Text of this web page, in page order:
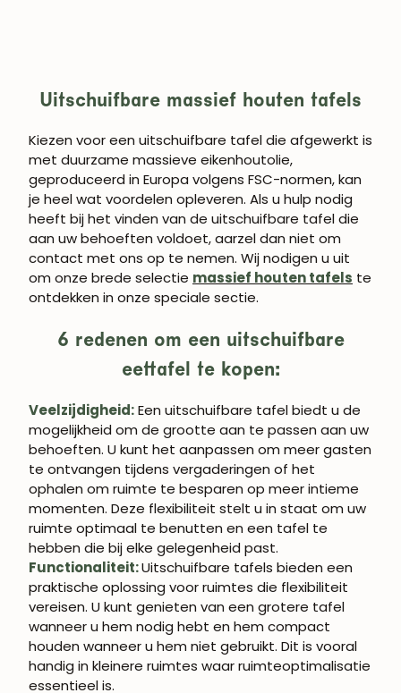
Uitschuifbare massief houten tafels
Kiezen voor een uitschuifbare tafel die afgewerkt is
met duurzame massieve eikenhoutolie,
geproduceerd in Europa volgens FSC-normen, kan
je heel wat voordelen opleveren. Als u hulp nodig
heeft bij het vinden van de uitschuifbare tafel die
aan uw behoeften voldoet, aarzel dan niet om
contact met ons op te nemen. Wij nodigen u uit
om onze brede selectie massief houten tafels te
ontdekken in onze speciale sectie.
6 redenen om een uitschuifbare
eettafel te kopen:
Veelzijdigheid:Een uitschuifbare tafel biedt u de
mogelijkheid om de grootte aan te passen aan uw
behoeften. U kunt het aanpassen om meer gasten
te ontvangen tijdens vergaderingen of het
ophalen om ruimte te besparen op meer intieme
momenten. Deze flexibiliteit stelt u in staat om uw
ruimte optimaal te benutten en een tafel te
hebben die bij elke gelegenheid past.
Functionaliteit:Uitschuifbare tafels bieden een
praktische oplossing voor ruimtes die flexibiliteit
vereisen. U kunt genieten van een grotere tafel
wanneer u hem nodig hebt en hem compact
houden wanneer u hem niet gebruikt. Dit is vooral
handig in kleinere ruimtes waar ruimteoptimalisatie
essentieel is.
WORD LID VAN
ROBLE.STORE!
Schrijf je in en krijg 5% korting op je eerste
aankoop.